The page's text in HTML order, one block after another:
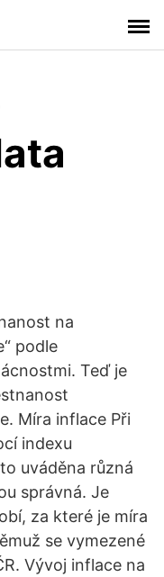
na
podle
Teď je
Míra inflace Při
indexu
uváděna různá
správná. Je
za které je míra
se vymezené
Vývoj inflace na